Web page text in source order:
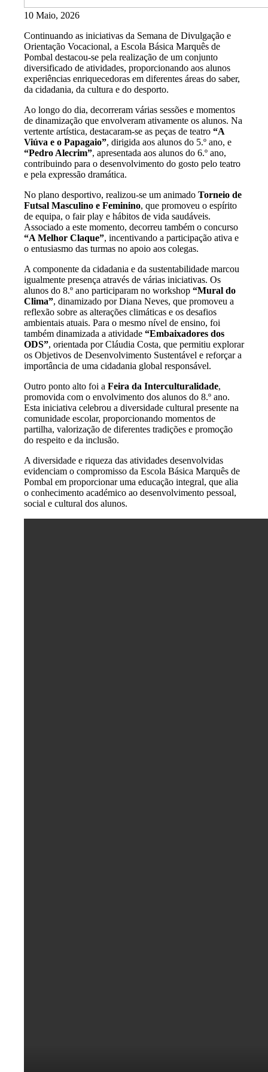
10 Maio, 2026
Continuando as iniciativas da Semana de Divulgação e
Orientação Vocacional, a Escola Básica Marquês de
Pombal destacou-se pela realização de um conjunto
diversificado de atividades, proporcionando aos alunos
experiências enriquecedoras em diferentes áreas do saber,
da cidadania, da cultura e do desporto.
Ao longo do dia, decorreram várias sessões e momentos
de dinamização que envolveram ativamente os alunos. Na
vertente artística, destacaram-se as peças de teatro “A
Viúva e o Papagaio”, dirigida aos alunos do 5.º ano, e
“Pedro Alecrim”, apresentada aos alunos do 6.º ano,
contribuindo para o desenvolvimento do gosto pelo teatro
e pela expressão dramática.
No plano desportivo, realizou-se um animado Torneio de
Futsal Masculino e Feminino, que promoveu o espírito
de equipa, o fair play e hábitos de vida saudáveis.
Associado a este momento, decorreu também o concurso
“A Melhor Claque”, incentivando a participação ativa e
o entusiasmo das turmas no apoio aos colegas.
A componente da cidadania e da sustentabilidade marcou
igualmente presença através de várias iniciativas. Os
alunos do 8.º ano participaram no workshop “Mural do
Clima”, dinamizado por Diana Neves, que promoveu a
reflexão sobre as alterações climáticas e os desafios
ambientais atuais. Para o mesmo nível de ensino, foi
também dinamizada a atividade “Embaixadores dos
ODS”, orientada por Cláudia Costa, que permitiu explorar
os Objetivos de Desenvolvimento Sustentável e reforçar a
importância de uma cidadania global responsável.
Outro ponto alto foi a Feira da Interculturalidade,
promovida com o envolvimento dos alunos do 8.º ano.
Esta iniciativa celebrou a diversidade cultural presente na
comunidade escolar, proporcionando momentos de
partilha, valorização de diferentes tradições e promoção
do respeito e da inclusão.
A diversidade e riqueza das atividades desenvolvidas
evidenciam o compromisso da Escola Básica Marquês de
Pombal em proporcionar uma educação integral, que alia
o conhecimento académico ao desenvolvimento pessoal,
social e cultural dos alunos.